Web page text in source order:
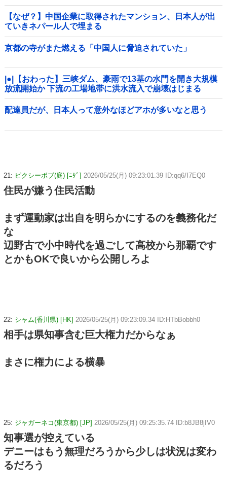
【なぜ？】中国企業に取得されたマンション、日本人が出
ていきネパール人で埋まる
京都の寺がまた燃える「中国人に脅迫されていた」
|●|【おわった】三峡ダム、豪雨で13基の水門を開き大規模
放流開始か 下流の工場地帯に洪水流入で崩壊はじまる
配達員だが、日本人って意外なほどアホが多いなと思う
21: ピクシーボブ(庭) [ﾆﾀﾞ] 2026/05/25(月) 09:23:01.39 ID:qq6/I7EQ0
住民が嫌う住民活動
まず運動家は出自を明らかにするのを義務化だ
な
辺野古で小中時代を過ごして高校から那覇です
とかもOKで良いから公開しろよ
22: シャム(香川県) [HK] 2026/05/25(月) 09:23:09.34 ID:HTbBobbh0
相手は県知事含む巨大権力だからなぁ
まさに権力による横暴
25: ジャガーネコ(東京都) [JP] 2026/05/25(月) 09:25:35.74 ID:b8JB8jIV0
知事選が控えている
デニーはもう無理だろうから少しは状況は変わ
るだろう